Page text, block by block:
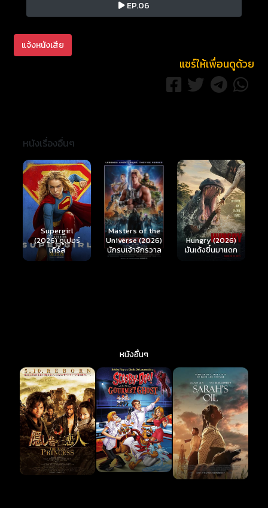
EP.06
แจ้งหนังเสีย
แชร์ให้เพื่อนดูด้วย
หนังเรื่องอื่นๆ
Masters of the
Universe (2026)
นักรบเจ้าจักรวาล
Hungry (2026)
มันเด้งขึ้นมาแดก
Ready or Not 2:
Here I Come
(2026) เกมพร้อม
ตาย 2
หนังอื่นๆ